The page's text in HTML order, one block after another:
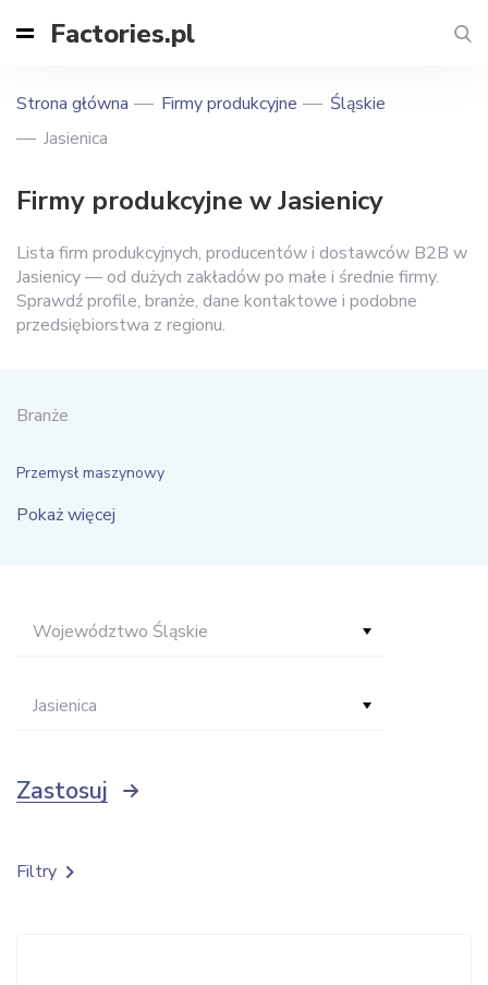
Factories.pl
Strona główna Firmy produkcyjne
Śląskie
Jasienica
Firmy produkcyjne w Jasienicy
Lista firm produkcyjnych, producentów i dostawców B2B w
Jasienicy — od dużych zakładów po małe i średnie firmy.
Sprawdź profile, branże, dane kontaktowe i podobne
przedsiębiorstwa z regionu.
Branże
Przemysł maszynowy
Pokaż więcej
Województwo Śląskie
Jasienica
Zastosuj
Filtry